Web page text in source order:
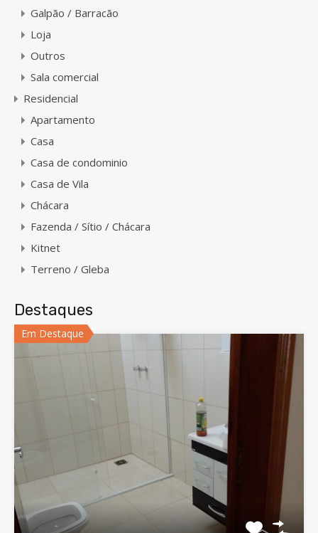
Galpão / Barracão
Loja
Outros
Sala comercial
Residencial
Apartamento
Casa
Casa de condominio
Casa de Vila
Chácara
Fazenda / Sítio / Chácara
Kitnet
Terreno / Gleba
Destaques
Em Destaque